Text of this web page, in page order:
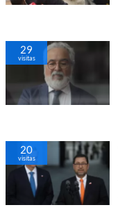
29
visitas
20
visitas